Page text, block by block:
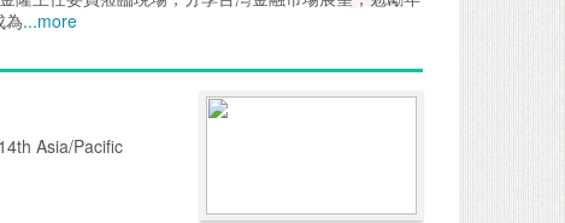
為...more
Asia/Pacific